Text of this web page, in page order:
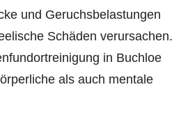
und Geruchsbelastungen
Schäden verursachen.
in Buchloe
als auch mentale